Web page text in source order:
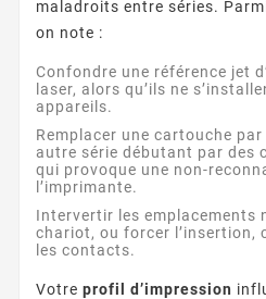
maladroits entre séries.
on note :
Confondre une référence jet
laser, alors qu’ils ne
appareils.
Remplacer une cartouche
autre série débutant par des
qui provoque une non-
l’imprimante.
Intervertir les emplacements
chariot, ou forcer l’insertion,
les contacts.
Votre profil d’impression